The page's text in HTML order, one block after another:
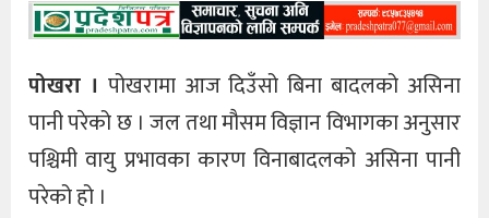
पोखरा । पोखरामा आज दिउँसो बिना बादलको असिना
पानी परेको छ । जल तथा मौसम विज्ञान विभागका अनुसार
पश्चिमी वायु प्रभावका कारण विनाबादलको असिना पानी
परेको हो ।